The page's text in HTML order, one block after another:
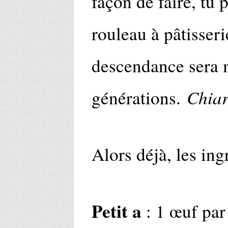
rouleau à
descendance
générations.
Alors déjà, les
Petit a : 1 œuf